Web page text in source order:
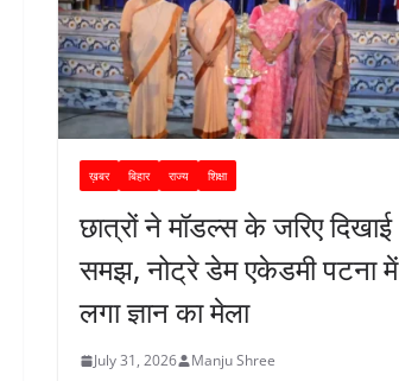
ख़बर बिहार राज्य शिक्षा
छात्रों ने मॉडल्स के जरिए दिखाई
समझ, नोट्रे डेम एकेडमी पटना में
लगा ज्ञान का मेला
July 31, 2026 Manju Shree